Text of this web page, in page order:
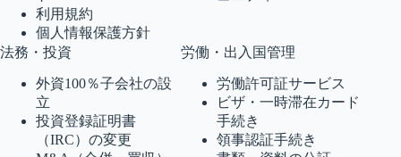
利用規約
個人情報保護方針
法務・投資
外資100％子会社の設
立
投資登録証明書
（IRC）の変更
労働・出入国管理
労働許可証サービス
ビザ・一時滞在カード
手続き
領事認証手続き